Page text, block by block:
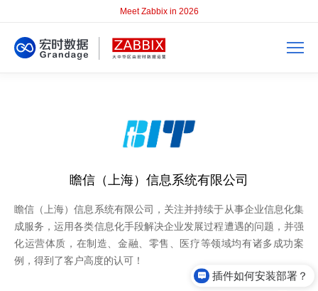
Meet Zabbix in 2026
瞻信（上海）信息系统有限公司
瞻信（上海）信息系统有限公司，关注并持续于从事企业信息化集
成服务，运用各类信息化手段解决企业发展过程遭遇的问题，并强
化运营体质，在制造、金融、零售、医疗等领域均有诸多成功案
例，得到了客户高度的认可！
插件如何安装部署？